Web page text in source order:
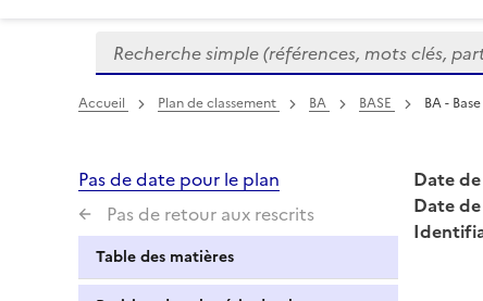
Formulaire
de
recherche
Recherche simple (références, mots clés,
Accueil Plan de classement BA BASE BA -
Pas de date pour le plan
Pas de retour aux rescrits
Table des matières
Date
Date